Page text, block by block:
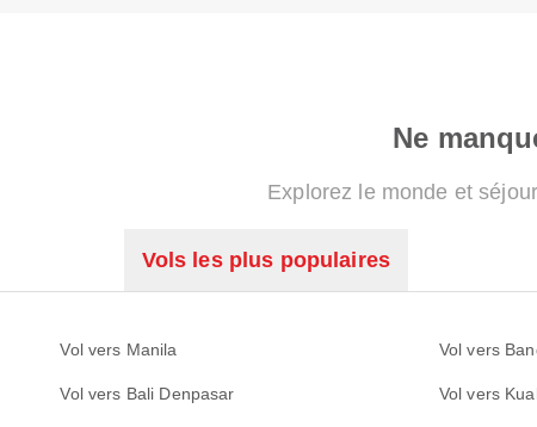
Ne
Explorez le monde et
Vols les plus populaires
Vol vers Manila Vol vers
Vol vers Bali Denpasar Vol vers